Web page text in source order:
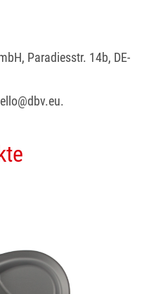
Paradiesstr. 14b, DE-